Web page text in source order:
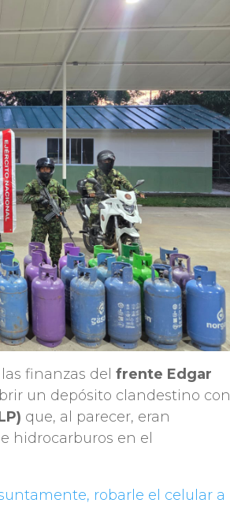
finanzas delfrente Edgar
un depósito clandestino con
que, al parecer, eran
hidrocarburos en el
robarle el celular a